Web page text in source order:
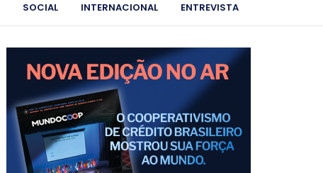
SOCIAL INTERNACIONAL ENTREVISTA